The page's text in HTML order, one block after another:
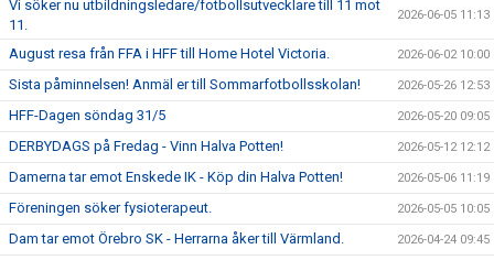
Vi söker nu utbildningsledare/fotbollsutvecklare till 11 mot
11.
2026-06-05 11:13
August resa från FFA i HFF till Home Hotel Victoria. 2026-06-02 10:00
Sista påminnelsen! Anmäl er till Sommarfotbollsskolan! 2026-05-26 12:53
HFF-Dagen söndag 31/5 2026-05-20 09:05
DERBYDAGS på Fredag - Vinn Halva Potten! 2026-05-12 12:12
Damerna tar emot Enskede IK - Köp din Halva Potten! 2026-05-06 11:19
Föreningen söker fysioterapeut. 2026-05-05 10:05
Dam tar emot Örebro SK - Herrarna åker till Värmland. 2026-04-24 09:45